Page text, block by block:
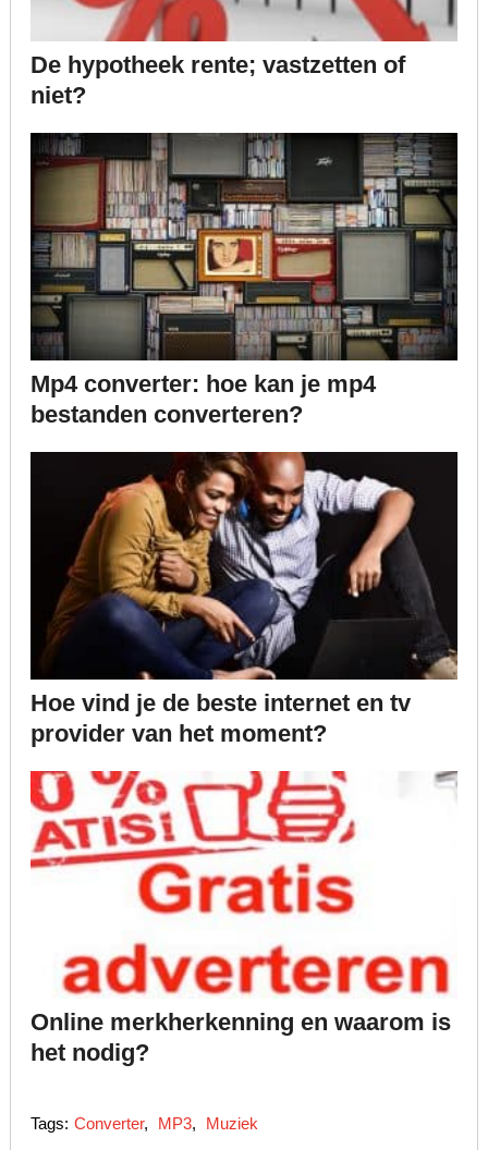
De hypotheek rente; vastzetten of
niet?
Mp4 converter: hoe kan je mp4
bestanden converteren?
Hoe vind je de beste internet en tv
provider van het moment?
Online merkherkenning en waarom is
het nodig?
Tags: Converter, MP3, Muziek